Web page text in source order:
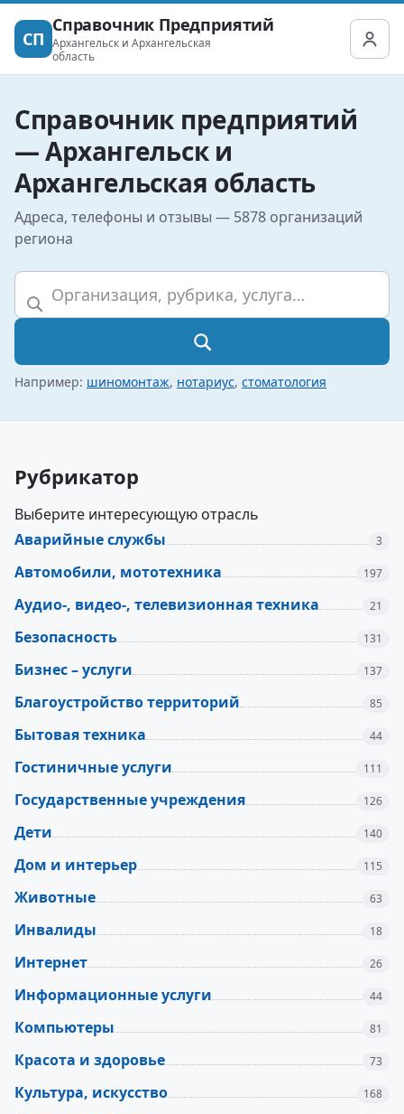
СП
Справочник Предприятий
Архангельск и Архангельская
область
Справочник предприятий
— Архангельск и
Архангельская область
Адреса, телефоны и отзывы — 5878 организаций
региона
Например: шиномонтаж, нотариус, стоматология
Рубрикатор
Выберите интересующую отрасль
Аварийные службы
3
Автомобили, мототехника 197
Аудио-, видео-, телевизионная техника 21
Безопасность 131
Бизнес – услуги 137
Благоустройство территорий 85
Бытовая техника 44
Гостиничные услуги 111
Государственные учреждения 126
Дети 140
Дом и интерьер 115
Животные 63
Инвалиды 18
Интернет 26
Информационные услуги 44
Компьютеры 81
Красота и здоровье 73
Культура, искусство 168